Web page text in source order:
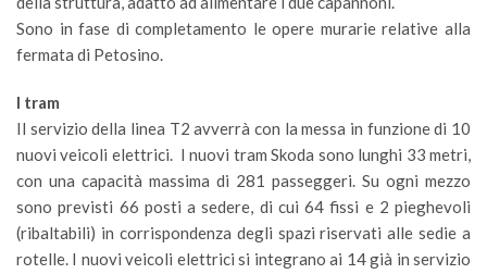
Sono in fase di completamento le opere murarie relative alla
fermata di Petosino.
I tram
Il servizio della linea T2 avverrà con la messa in funzione di 10
nuovi veicoli elettrici. I nuovi tram Skoda sono lunghi 33 metri,
con una capacità massima di 281 passeggeri. Su ogni mezzo
sono previsti 66 posti a sedere, di cui 64 fissi e 2 pieghevoli
(ribaltabili) in corrispondenza degli spazi riservati alle sedie a
rotelle. I nuovi veicoli elettrici si integrano ai 14 già in servizio